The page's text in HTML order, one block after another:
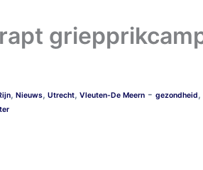
, Nieuws, Utrecht, Vleuten-De Meern - gezondheid,